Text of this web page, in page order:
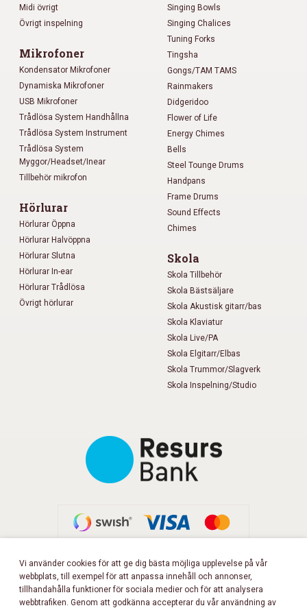
Midi övrigt
Övrigt inspelning
Mikrofoner
Kondensator Mikrofoner
Dynamiska Mikrofoner
USB Mikrofoner
Trådlösa System Handhållna
Trådlösa System Instrument
Trådlösa System
Myggor/Headset/Inear
Tillbehör mikrofon
Hörlurar
Hörlurar Öppna
Hörlurar Halvöppna
Hörlurar Slutna
Hörlurar In-ear
Hörlurar Trådlösa
Övrigt hörlurar
Singing Bowls
Singing Chalices
Tuning Forks
Tingsha
Gongs/TAM TAMS
Rainmakers
Didgeridoo
Flower of Life
Energy Chimes
Bells
Steel Tounge Drums
Handpans
Frame Drums
Sound Effects
Chimes
Skola
Skola Tillbehör
Skola Bästsäljare
Skola Akustisk gitarr/bas
Skola Klaviatur
Skola Live/PA
Skola Elgitarr/Elbas
Skola Trummor/Slagverk
Skola Inspelning/Studio
FÖLJ OSS PÅ FACEBOOK!
Vi använder cookies för att ge dig bästa möjliga upplevelse på vår
webbplats, till exempel för att anpassa innehåll och annonser,
tillhandahålla funktioner för sociala medier och för att analysera
webbtrafiken. Genom att godkänna accepterar du vår användning av